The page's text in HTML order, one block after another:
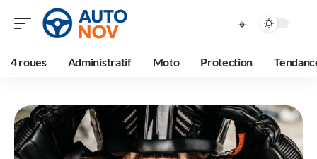
4 roues Administratif Moto Protection